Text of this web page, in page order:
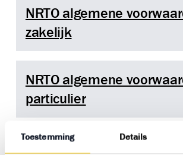
Toestemming Details
NRTO algemene
zakelijk
NRTO algemene
particulier
NRTO gedragscode
NRTO gedragscode